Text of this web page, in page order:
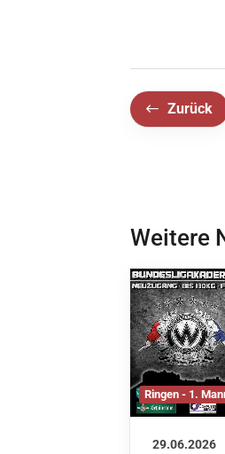
Zurück
Weitere
Ringen - 1.
29.06.2026